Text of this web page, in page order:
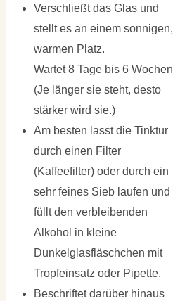
Verschließt das Glas und
stellt es an einem sonnigen,
warmen Platz.
Wartet 8 Tage bis 6 Wochen
(Je länger sie steht, desto
stärker wird sie.)
Am besten lasst die Tinktur
durch einen Filter
(Kaffeefilter) oder durch ein
sehr feines Sieb laufen und
füllt den verbleibenden
Alkohol in kleine
Dunkelglasfläschchen mit
Tropfeinsatz oder Pipette.
Beschriftet darüber hinaus